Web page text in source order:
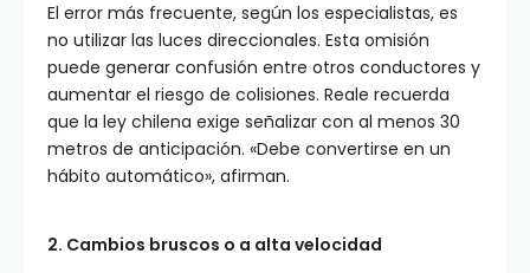
El error más frecuente, según los especialistas, es
no utilizar las luces direccionales. Esta omisión
puede generar confusión entre otros conductores y
aumentar el riesgo de colisiones. Reale recuerda
que la ley chilena exige señalizar con al menos 30
metros de anticipación. «Debe convertirse en un
hábito automático», afirman.
2. Cambios bruscos o a alta velocidad